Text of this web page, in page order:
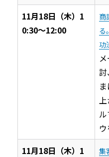
11月18日（木）1
0:30〜12:00
商
る
功
11月18日（木）1
集